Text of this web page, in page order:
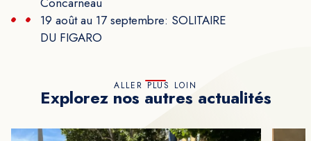
19 août au 17 septembre: SOLITAIRE
DU FIGARO
ALLER PLUS LOIN
Explorez nos autres actualités